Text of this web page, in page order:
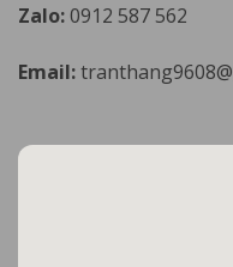
Zalo:0912 587 562
Email: